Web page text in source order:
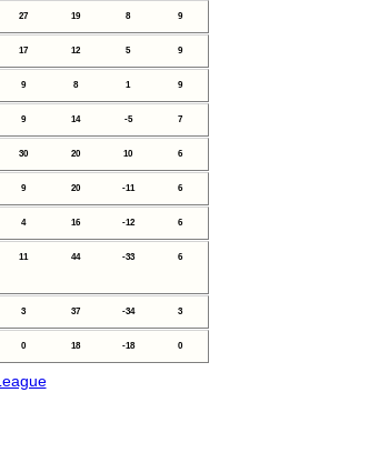
27 19 8 9
17 12 5 9
9 8 1 9
9 14 -5 7
30 20 10 6
9 20 -11 6
4 16 -12 6
11 44 -33 6
3 37 -34 3
0 18 -18 0